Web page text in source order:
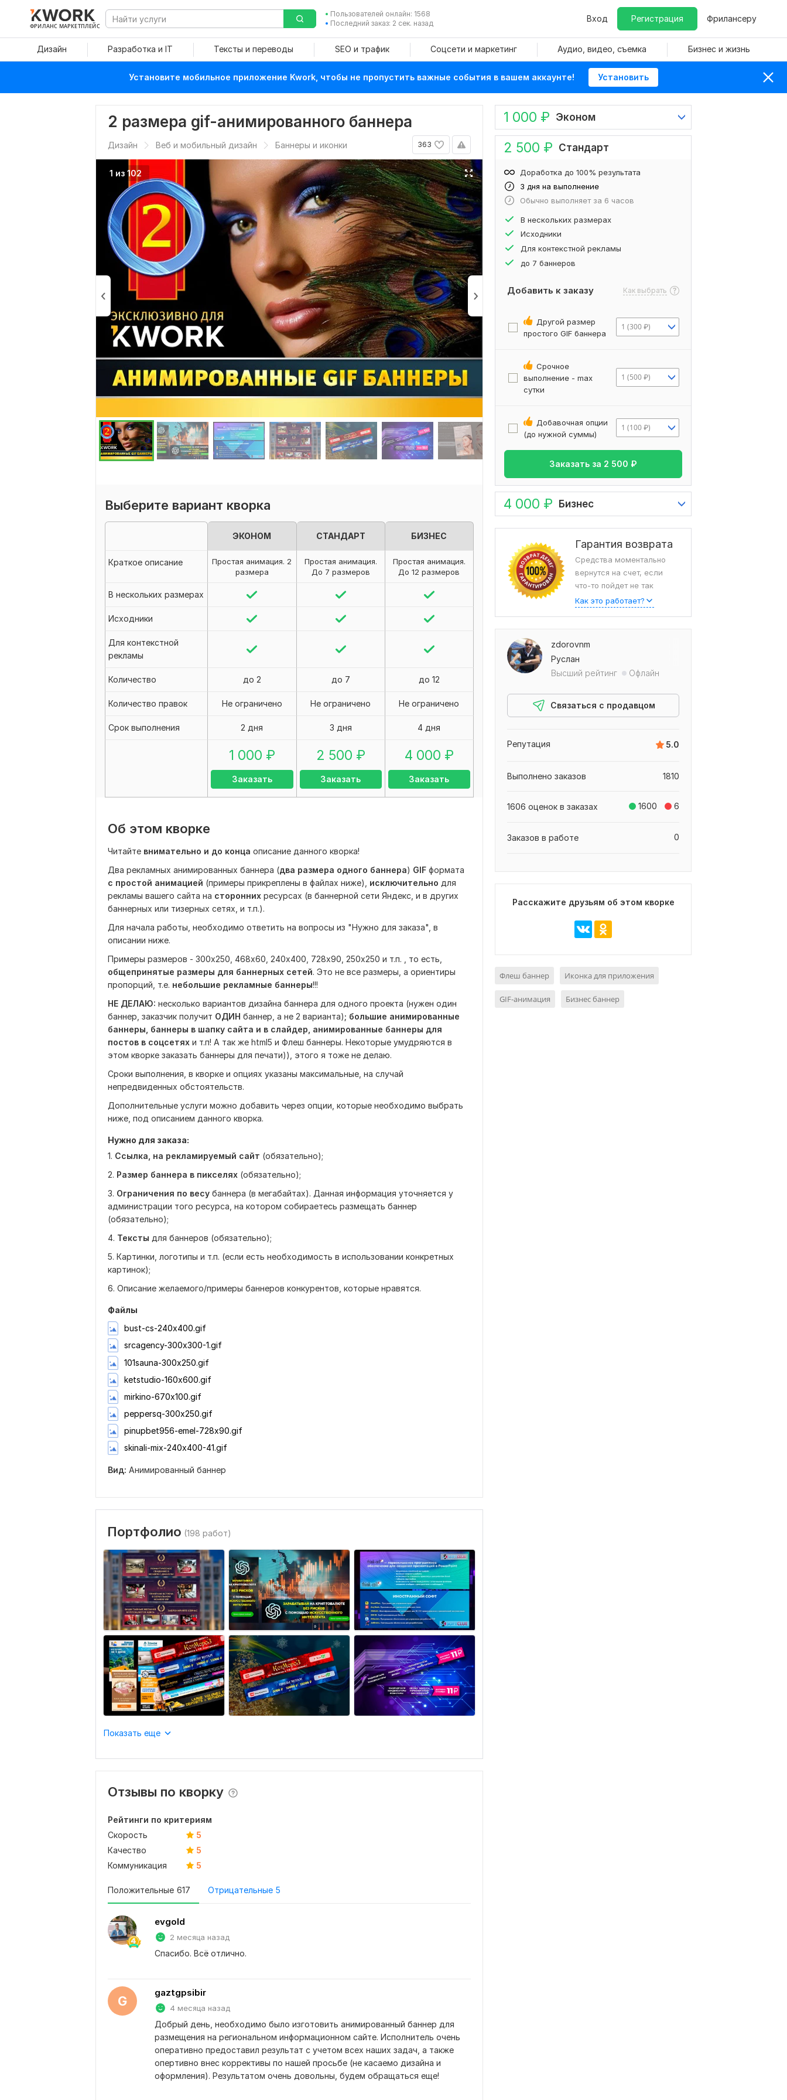
ФРИЛАНС МАРКЕТПЛЕЙС
Пользователей онлайн: 1568
Последний заказ: 2 сек. назад
Вход Регистрация Фрилансеру
Дизайн Разработка и IT Тексты и переводы SEO и трафик Соцсети и маркетинг Аудио, видео, съемка Бизнес и жизнь
Установите мобильное приложение Kwork, чтобы не пропустить важные события в вашем аккаунте! Установить
2 размера gif-анимированного баннера
363
Дизайн Веб и мобильный дизайн Баннеры и иконки
1 из 102
Выберите вариант кворка
ЭКОНОМ СТАНДАРТ БИЗНЕС
Краткое описание
Простая анимация. 2
размера
Простая анимация.
До 7 размеров
Простая анимация.
До 12 размеров
В нескольких размерах
Исходники
Для контекстной
рекламы
Количество до 2 до 7 до 12
Количество правок Не ограничено Не ограничено Не ограничено
Срок выполнения 2 дня 3 дня 4 дня
1 000 ₽
Заказать
2 500 ₽
Заказать
4 000 ₽
Заказать
Об этом кворке
Читайте внимательно и до конца описание данного кворка!
Два рекламных анимированных баннера (два размера одного баннера) GIF формата
с простой анимацией (примеры прикреплены в файлах ниже), исключительно для
рекламы вашего сайта на сторонних ресурсах (в баннерной сети Яндекс, и в других
баннерных или тизерных сетях, и т.п.).
Для начала работы, необходимо ответить на вопросы из "Нужно для заказа", в
описании ниже.
Примеры размеров - 300х250, 468х60, 240х400, 728х90, 250х250 и т.п. , то есть,
общепринятые размеры для баннерных сетей. Это не все размеры, а ориентиры
пропорций, т.е. небольшие рекламные баннеры!!!
НЕ ДЕЛАЮ: несколько вариантов дизайна баннера для одного проекта (нужен один
баннер, заказчик получит ОДИН баннер, а не 2 варианта); большие анимированные
баннеры, баннеры в шапку сайта и в слайдер, анимированные баннеры для
постов в соцсетях и т.п! А так же html5 и Флеш баннеры. Некоторые умудряются в
этом кворке заказать баннеры для печати)), этого я тоже не делаю.
Сроки выполнения, в кворке и опциях указаны максимальные, на случай
непредвиденных обстоятельств.
Дополнительные услуги можно добавить через опции, которые необходимо выбрать
ниже, под описанием данного кворка.
Нужно для заказа:
1. Ссылка, на рекламируемый сайт (обязательно);
2. Размер баннера в пикселях (обязательно);
3. Ограничения по весу баннера (в мегабайтах). Данная информация уточняется у
администрации того ресурса, на котором собираетесь размещать баннер
(обязательно);
4. Тексты для баннеров (обязательно);
5. Картинки, логотипы и т.п. (если есть необходимость в использовании конкретных
картинок);
6. Описание желаемого/примеры баннеров конкурентов, которые нравятся.
Файлы
bust-cs-240х400.gif
srcagency-300х300-1.gif
101sauna-300x250.gif
ketstudio-160х600.gif
mirkino-670x100.gif
peppersq-300х250.gif
pinupbet956-emel-728x90.gif
skinali-mix-240х400-41.gif
Вид: Анимированный баннер
Портфолио (198 работ)
Показать еще
Отзывы по кворку
Рейтинги по критериям
Скорость
5
Качество
5
Коммуникация
5
Положительные 617 Отрицательные 5
evgold
2 месяца назад
Спасибо. Всё отлично.
G
gaztgpsibir
4 месяца назад
Добрый день, необходимо было изготовить анимированный баннер для
размещения на региональном информационном сайте. Исполнитель очень
оперативно предоставил результат с учетом всех наших задач, а также
опертивно внес коррективы по нашей просьбе (не касаемо дизайна и
оформления). Результатом очень довольны, будем обращаться еще!
1 000 ₽ Эконом
2 500 ₽ Стандарт
3 дня на выполнение
Доработка до 100% результата
Обычно выполняет за 6 часов
В нескольких размерах
Исходники
Для контекстной рекламы
до 7 баннеров
Добавить к заказу Как выбрать
Другой размер
простого GIF баннера
1 (300 ₽)
Срочное
выполнение - max
сутки
1 (500 ₽)
Добавочная опции
(до нужной суммы)
1 (100 ₽)
Заказать за 2 500 ₽
4 000 ₽ Бизнес
Гарантия возврата
Средства моментально
вернутся на счет, если
что-то пойдет не так
Как это работает?
zdorovnm
Руслан
Высший рейтинг
Офлайн
Связаться с продавцом
5.0
Репутация
1810
Выполнено заказов
1600 6
1606 оценок в заказах
0
Заказов в работе
Расскажите друзьям об этом кворке
Флеш баннер Иконка для приложения
GIF-анимация Бизнес баннер